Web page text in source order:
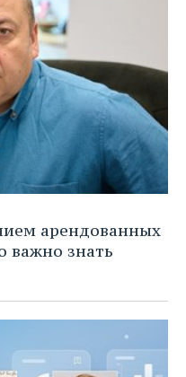
арендованных
важно знать